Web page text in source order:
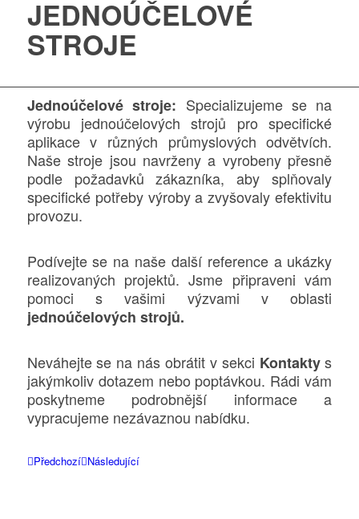
JEDNOÚČELOVÉ
STROJE
Jednoúčelové stroje: Specializujeme se na
výrobu jednoúčelových strojů pro specifické
aplikace v různých průmyslových odvětvích.
Naše stroje jsou navrženy a vyrobeny přesně
podle požadavků zákazníka, aby splňovaly
specifické potřeby výroby a zvyšovaly efektivitu
provozu.
Podívejte se na naše další reference a ukázky
realizovaných projektů. Jsme připraveni vám
pomoci s vašimi výzvami v oblasti
jednoúčelových strojů.
Neváhejte se na nás obrátit v sekci Kontaktys
jakýmkoliv dotazem nebo poptávkou. Rádi vám
poskytneme podrobnější informace a
vypracujeme nezávaznou nabídku.
Předchozí Následující